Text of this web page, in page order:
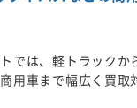
では、軽トラックか
用車まで幅広く買取